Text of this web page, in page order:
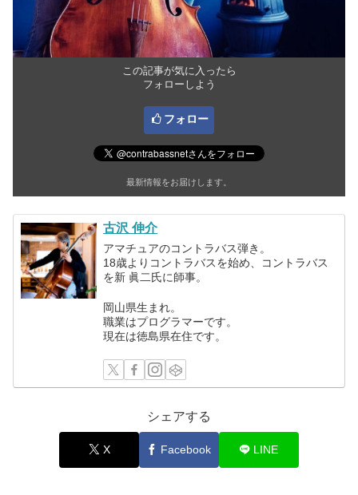
この記事が気に入ったら
フォローしよう
フォロー
最新情報をお届けします。
古沢 伸介
アマチュアのコントラバス弾き。
18歳よりコントラバスを始め、コントラバス
を新 眞二氏に師事。
岡山県生まれ。
職業はプログラマーです。
現在は徳島県在住です。
シェアする
X Facebook LINE